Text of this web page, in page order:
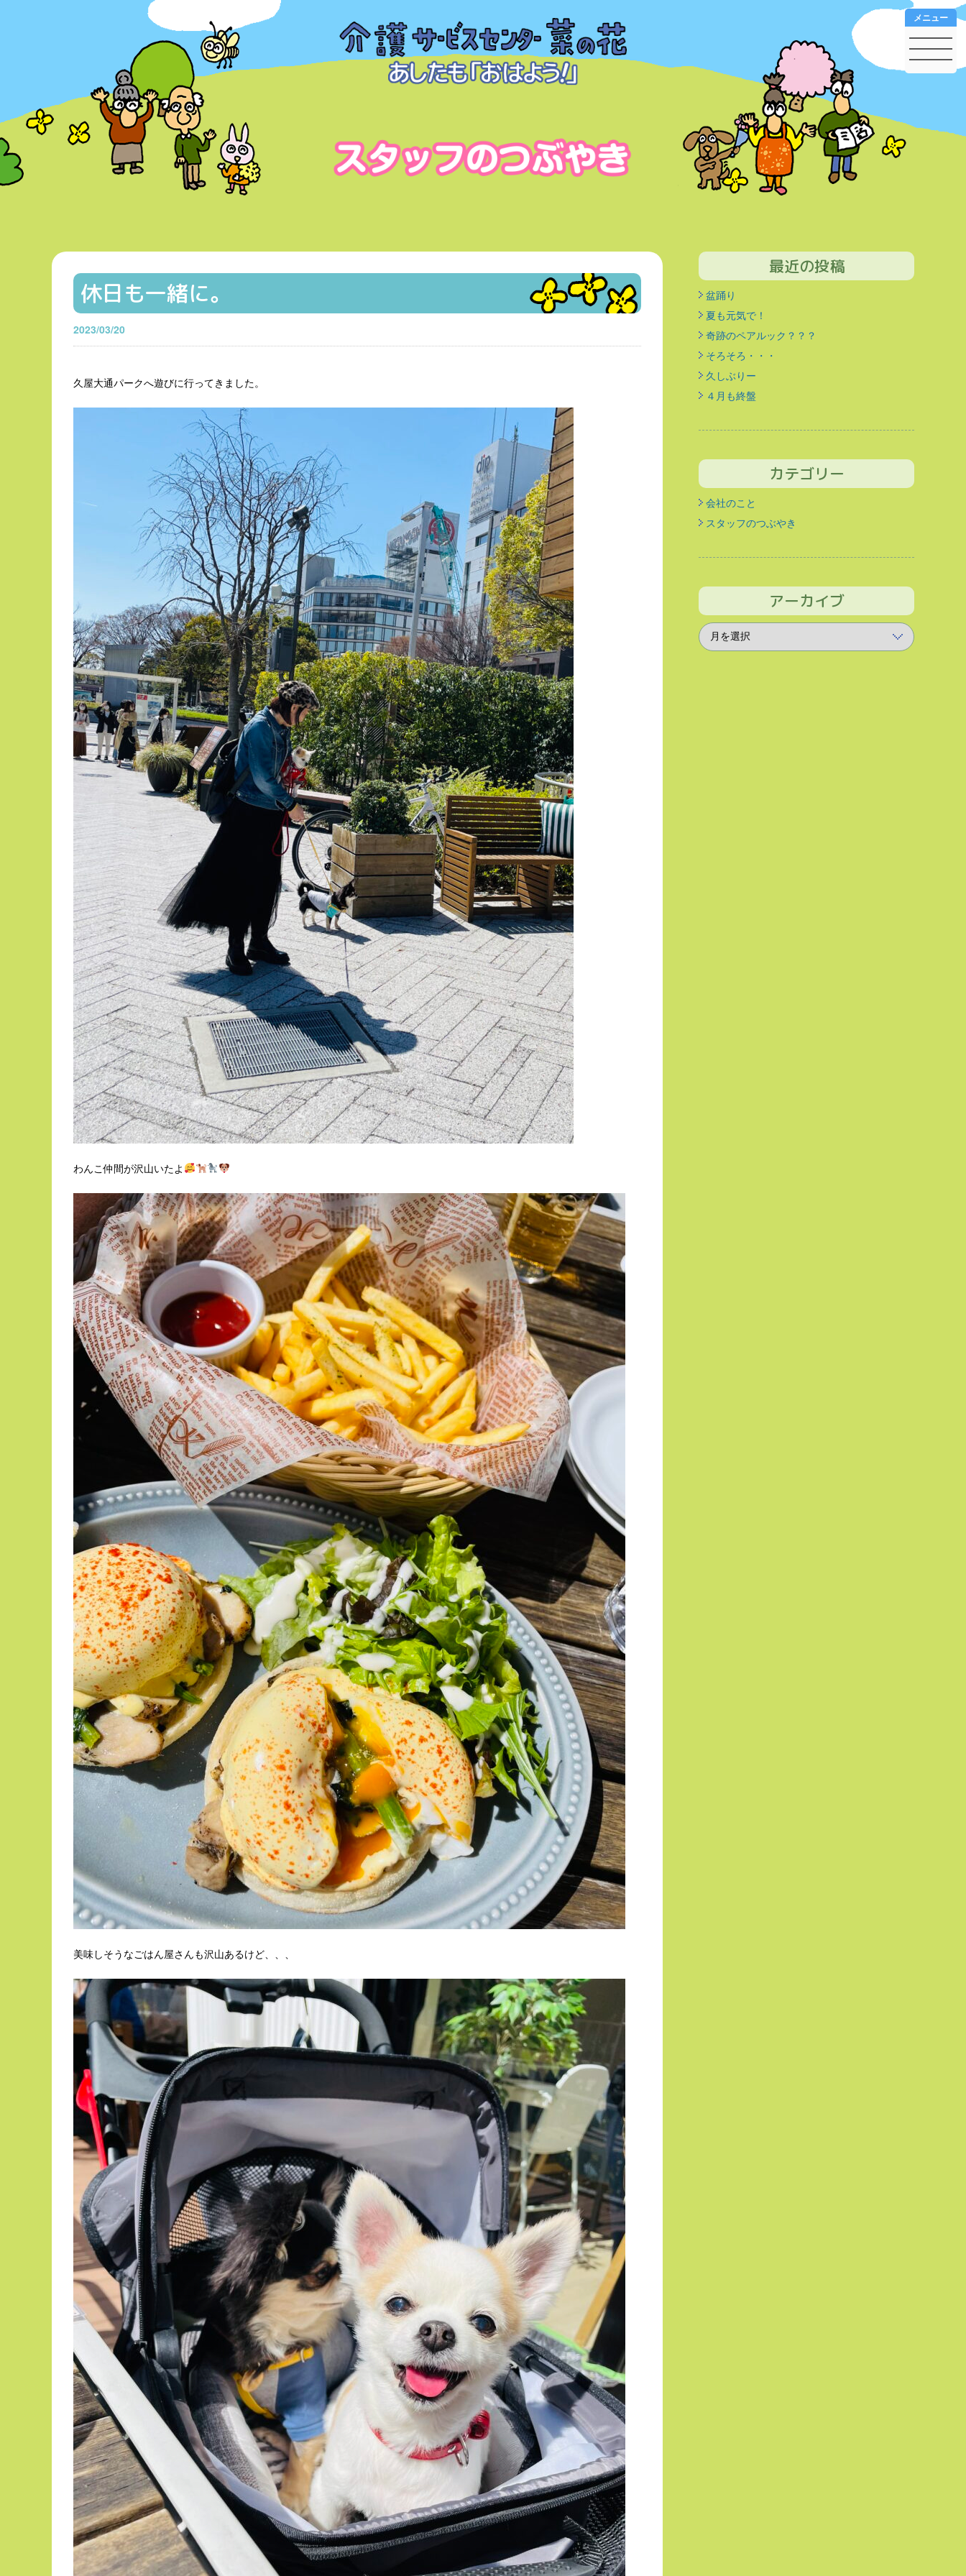
メニュー
休日も一緒に。
2023/03/20
久屋大通パークへ遊びに行ってきました。
わんこ仲間が沢山いたよ
美味しそうなごはん屋さんも沢山あるけど、、、
最近の投稿
盆踊り
夏も元気で！
奇跡のペアルック？？？
そろそろ・・・
久しぶりー
４月も終盤
カテゴリー
会社のこと
スタッフのつぶやき
アーカイブ